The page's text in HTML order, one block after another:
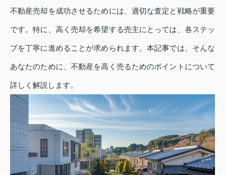
不動産売却を成功させるためには、適切な査定と戦略が重要
です。特に、高く売却を希望する売主にとっては、各ステッ
プを丁寧に進めることが求められます。本記事では、そんな
あなたのために、不動産を高く売るためのポイントについて
詳しく解説します。